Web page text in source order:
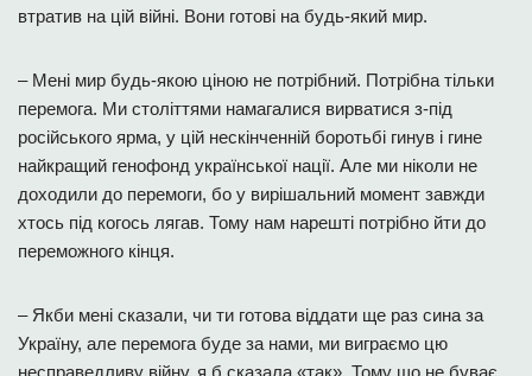
втратив на цій війні. Вони готові на будь-який мир.
– Мені мир будь-якою ціною не потрібний. Потрібна тільки
перемога. Ми століттями намагалися вирватися з-під
російського ярма, у цій нескінченній боротьбі гинув і гине
найкращий генофонд української нації. Але ми ніколи не
доходили до перемоги, бо у вирішальний момент завжди
хтось під когось лягав. Тому нам нарешті потрібно йти до
переможного кінця.
– Якби мені сказали, чи ти готова віддати ще раз сина за
Україну, але перемога буде за нами, ми виграємо цю
несправедливу війну, я б сказала «так». Тому що не буває